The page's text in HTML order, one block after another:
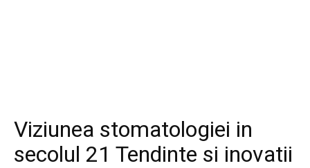
Viziunea stomatologiei in
secolul 21 Tendinte si inovatii